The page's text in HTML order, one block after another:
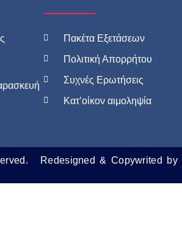
Πακέτα Εξετάσεων
Πολιτική Απορρήτου
Συχνές Ερωτήσεις
Κατ’οίκον αιμοληψία
Redesigned & Copywrited by